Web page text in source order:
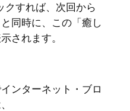
クすれば、次回から
同時に、この「癒し
されます。
ンターネット・ブロ